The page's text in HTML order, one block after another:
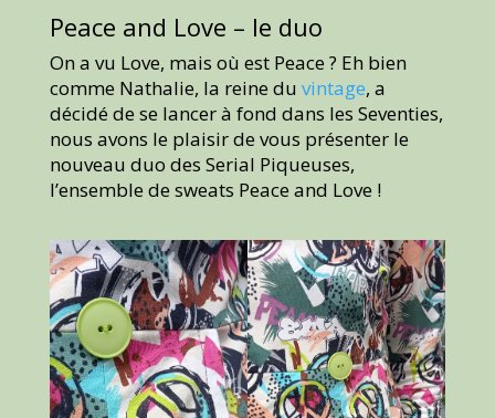
Peace and Love – le duo
On a vu Love, mais où est Peace ? Eh bien
comme Nathalie, la reine du vintage, a
décidé de se lancer à fond dans les Seventies,
nous avons le plaisir de vous présenter le
nouveau duo des Serial Piqueuses,
l’ensemble de sweats Peace and Love !